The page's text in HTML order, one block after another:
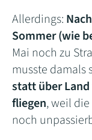
Allerdings:
Sommer (wie
Mai noch zu
musste damals
statt über
fliegen, weil
noch